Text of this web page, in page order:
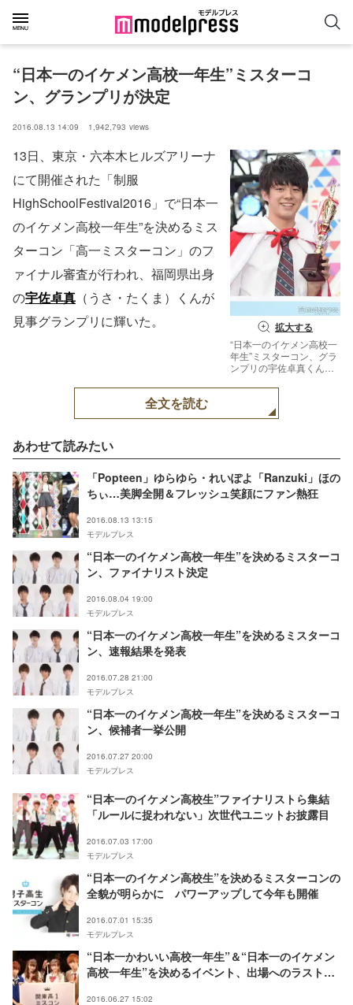
“日本一のイケメン高校一年生”ミスターコ
ン、グランプリが決定
2016.08.13 14:09 1,942,793 views
拡大する
“日本一のイケメン高校一
年生”ミスターコン、グラ
ンプリの宇佐卓真くん
13日、東京・六本木ヒルズアリーナ
にて開催された「制服
HighSchoolFestival2016」で“日本一
のイケメン高校一年生”を決めるミス
ターコン「高一ミスターコン」のフ
ァイナル審査が行われ、福岡県出身
の宇佐卓真 （うさ・たくま）くんが
見事グランプリに輝いた。
全文を読む
あわせて読みたい
「Popteen」ゆらゆら・れいぽよ「Ranzuki」ほの
ちぃ…美脚全開＆フレッシュ笑顔にファン熱狂
2016.08.13 13:15
モデルプレス
“日本一のイケメン高校一年生”を決めるミスターコ
ン、ファイナリスト決定
2016.08.04 19:00
モデルプレス
“日本一のイケメン高校一年生”を決めるミスターコ
ン、速報結果を発表
2016.07.28 21:00
モデルプレス
“日本一のイケメン高校一年生”を決めるミスターコ
ン、候補者一挙公開
2016.07.27 20:00
モデルプレス
“日本一のイケメン高校生”ファイナリストら集結
「ルールに捉われない」次世代ユニットお披露目
2016.07.03 17:00
モデルプレス
“日本一のイケメン高校生”を決めるミスターコンの
全貌が明らかに パワーアップして今年も開催
2016.07.01 15:35
モデルプレス
“日本一かわいい高校一年生”＆“日本一のイケメン
高校一年生”を決めるイベント、出場へのラストチ
2016.06.27 15:02